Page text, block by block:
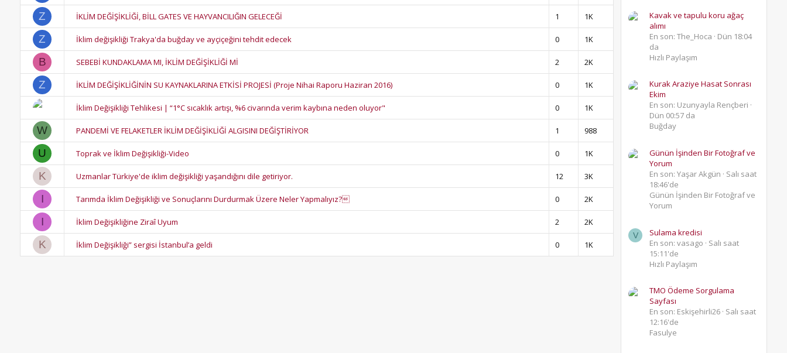
Z İKLİM DEĞİŞİKLİĞİ, BİLL GATES VE HAYVANCILIĞIN GELECEĞİ 1 1K
Z İklim değişikliği Trakya'da buğday ve ayçiçeğini tehdit edecek 0 1K
B SEBEBİ KUNDAKLAMA MI, İKLİM DEĞİŞİKLİĞİ Mİ 2 2K
Z İKLİM DEĞİŞİKLİĞİNİN SU KAYNAKLARINA ETKİSİ PROJESİ (Proje Nihai Raporu Haziran 2016) 0 1K
İklim Değişikliği Tehlikesi | “1°C sıcaklık artışı, %6 civarında verim kaybına neden oluyor" 0 1K
W PANDEMİ VE FELAKETLER İKLİM DEĞİŞİKLİĞİ ALGISINI DEĞİŞTİRİYOR 1 988
U Toprak ve İklim Değişikliği-Video 0 1K
K Uzmanlar Türkiye'de iklim değişikliği yaşandığını dile getiriyor. 12 3K
I Tarımda İklim Değişikliği ve Sonuçlarını Durdurmak Üzere Neler Yapmalıyız? 0 2K
I İklim Değişikliğine Ziraî Uyum 2 2K
K İklim Değişikliği” sergisi İstanbul’a geldi 0 1K
Kavak ve tapulu koru ağaç
alımı
En son: The_Hoca
Dün 18:04
da
Hızlı Paylaşım
Kurak Araziye Hasat Sonrası
Ekim
En son: Uzunyayla Rençberi
Dün 00:57 da
Buğday
Günün İşinden Bir Fotoğraf ve
Yorum
En son: Yaşar Akgün
Salı saat
18:46'de
Günün İşinden Bir Fotoğraf ve
Yorum
V
Sulama kredisi
En son: vasago
Salı saat
15:11'de
Hızlı Paylaşım
TMO Ödeme Sorgulama
Sayfası
En son: Eskişehirli26 Salı saat
12:16'de
Fasulye